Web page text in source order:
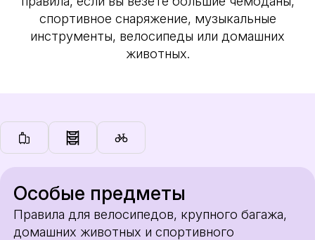
спортивное снаряжение, музыкальные
инструменты, велосипеды или домашних
животных.
Особые предметы
Правила для велосипедов, крупного багажа,
домашних животных и спортивного